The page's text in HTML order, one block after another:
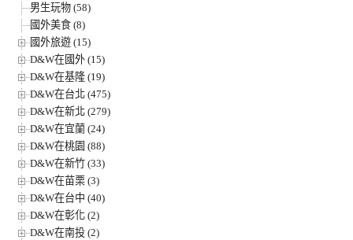
男生玩物 (58)
國外美食 (8)
國外旅遊 (15)
D&W在國外 (15)
D&W在基隆 (19)
D&W在台北 (475)
D&W在新北 (279)
D&W在宜蘭 (24)
D&W在桃園 (88)
D&W在新竹 (33)
D&W在苗栗 (3)
D&W在台中 (40)
D&W在彰化 (2)
D&W在南投 (2)